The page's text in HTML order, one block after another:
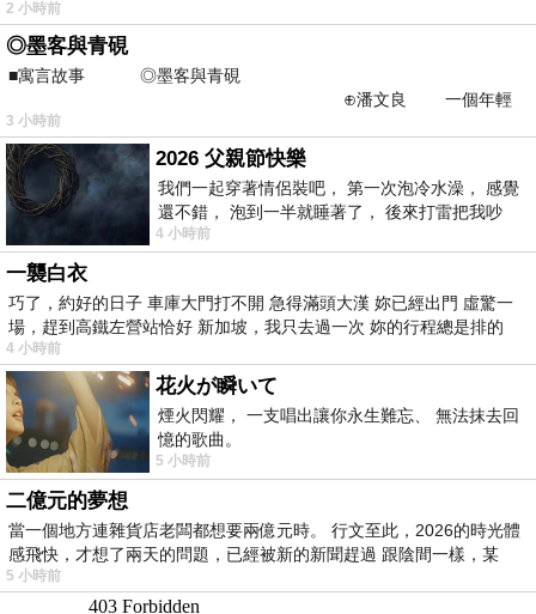
2 小時前
◎墨客與青硯
■寓言故事 ◎墨客與青硯
⊕潘文良 一個年輕
的墨客，在京城的古玩肆裡
3 小時前
2026 父親節快樂
我們一起穿著情侶裝吧， 第一次泡冷水澡， 感覺
還不錯， 泡到一半就睡著了， 後來打雷把我吵
醒， 手
4 小時前
一襲白衣
巧了，約好的日子 車庫大門打不開 急得滿頭大漢 妳已經出門 虛驚一
場，趕到高鐵左營站恰好 新加坡，我只去過一次 妳的行程總是排的
4 小時前
花火が瞬いて
煙火閃耀， 一支唱出讓你永生難忘、 無法抹去回
憶的歌曲。
5 小時前
二億元的夢想
當一個地方連雜貨店老闆都想要兩億元時。 行文至此，2026的時光體
感飛快，才想了兩天的問題，已經被新的新聞趕過 跟陰間一樣，某
5 小時前